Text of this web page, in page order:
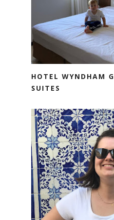
HOTEL WYNDHAM
SUITES